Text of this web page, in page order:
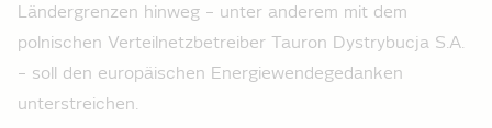
Ländergrenzen hinweg – unter anderem mit dem
polnischen Verteilnetzbetreiber Tauron Dystrybucja S.A.
– soll den europäischen Energiewendegedanken
unterstreichen.